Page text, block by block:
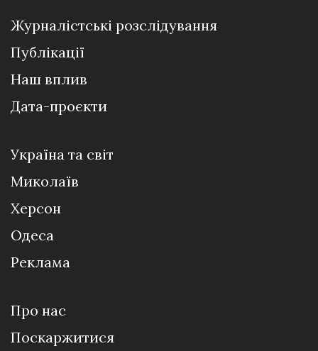
Журналістські розслідування
Публікації
Наш вплив
Дата-проєкти
Україна та світ
Миколаїв
Херсон
Одеса
Реклама
Про нас
Поскаржитися